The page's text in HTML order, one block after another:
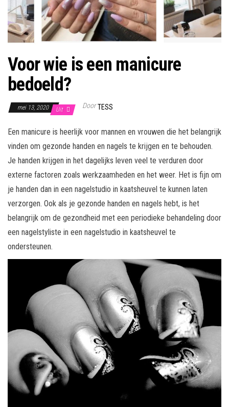
Voor wie is een manicure
bedoeld?
mei 13, 2020 Uit Door TESS
Een manicure is heerlijk voor mannen en vrouwen die het belangrijk
vinden om gezonde handen en nagels te krijgen en te behouden.
Je handen krijgen in het dagelijks leven veel te verduren door
externe factoren zoals werkzaamheden en het weer. Het is fijn om
je handen dan in een nagelstudio in kaatsheuvel te kunnen laten
verzorgen. Ook als je gezonde handen en nagels hebt, is het
belangrijk om de gezondheid met een periodieke behandeling door
een nagelstyliste in een nagelstudio in kaatsheuvel te
ondersteunen.